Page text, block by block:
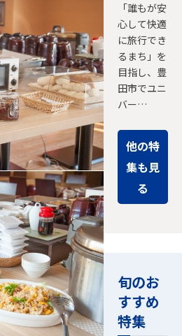
「誰もが安
心して快適
に旅行でき
るまち」を
目指し、豊
田市でユニ
バー…
他の特
集も見
る
旬のお
すすめ
特集